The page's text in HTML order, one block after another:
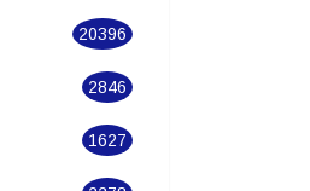
551
20396
2846